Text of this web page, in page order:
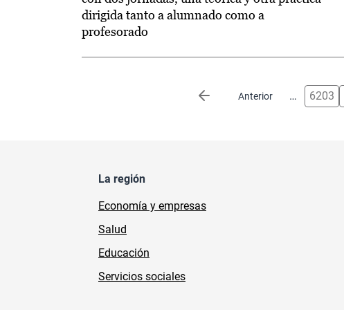
dirigida tanto a alumnado como a
profesorado
Anterior
Página anterior … 6203
La región
Economía y empresas
Salud
Educación
Servicios sociales